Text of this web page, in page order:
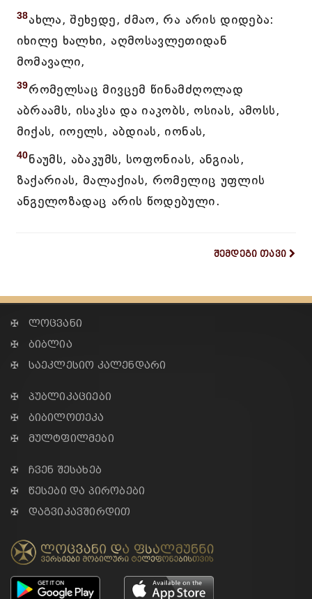
38ახლა, შეხედე, ძმაო, რა არის დიდება:
იხილე ხალხი, აღმოსავლეთიდან
მომავალი,
39რომელსაც მივცემ წინამძღოლად
აბრაამს, ისაკსა და იაკობს, ოსიას, ამოსს,
მიქას, იოელს, აბდიას, იონას,
40ნაუმს, აბაკუმს, სოფონიას, ანგიას,
ზაქარიას, მალაქიას, რომელიც უფლის
ანგელოზადაც არის წოდებული.
შემდეგი თავი
✠ ლოცვანი
✠ ბიბლია
✠ საეკლესიო კალენდარი
✠ პუბლიკაციები
✠ ბიბილოთეკა
✠ მულტფილმები
✠ ჩვენ შესახებ
✠ წესები და პირობები
✠ დაგვიკავშირდით